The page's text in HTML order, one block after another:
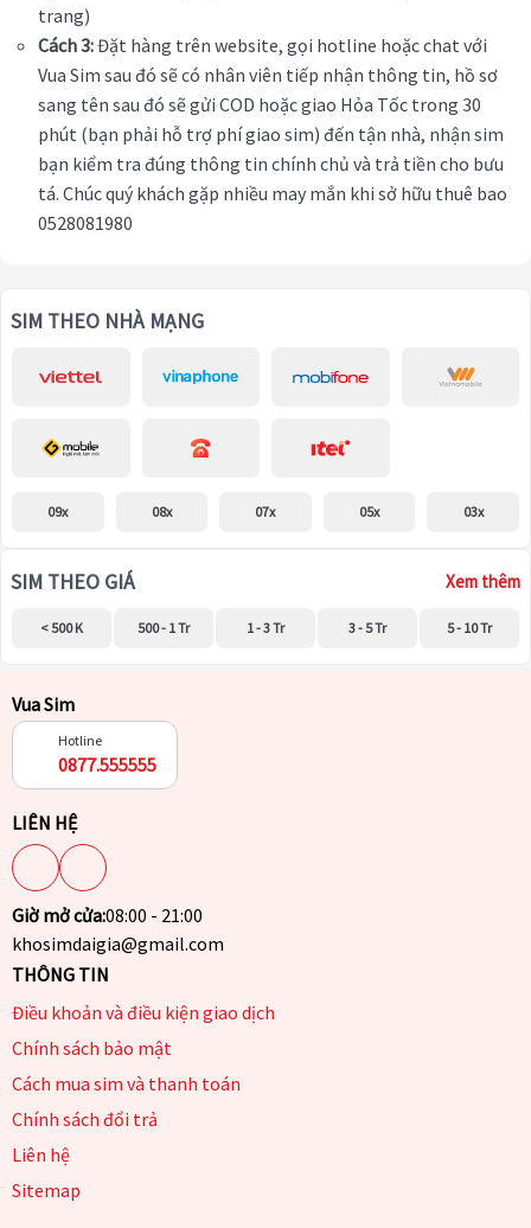
trang)
Cách 3:Đặt hàng trên website, gọi hotline hoặc chat với
Vua Sim sau đó sẽ có nhân viên tiếp nhận thông tin, hồ sơ
sang tên sau đó sẽ gửi COD hoặc giao Hỏa Tốc trong 30
phút (bạn phải hỗ trợ phí giao sim) đến tận nhà, nhận sim
bạn kiểm tra đúng thông tin chính chủ và trả tiền cho bưu
tá. Chúc quý khách gặp nhiều may mắn khi sở hữu thuê bao
0528081980
SIM THEO NHÀ MẠNG
09x 08x 07x 05x 03x
SIM THEO GIÁ Xem thêm
< 500 K 500 - 1 Tr 1 - 3 Tr 3 - 5 Tr 5 - 10 Tr
Vua Sim
Hotline
0877.555555
LIÊN HỆ
Giờ mở cửa:08:00 - 21:00
khosimdaigia@gmail.com
THÔNG TIN
Điều khoản và điều kiện giao dịch
Chính sách bảo mật
Cách mua sim và thanh toán
Chính sách đổi trả
Liên hệ
Sitemap